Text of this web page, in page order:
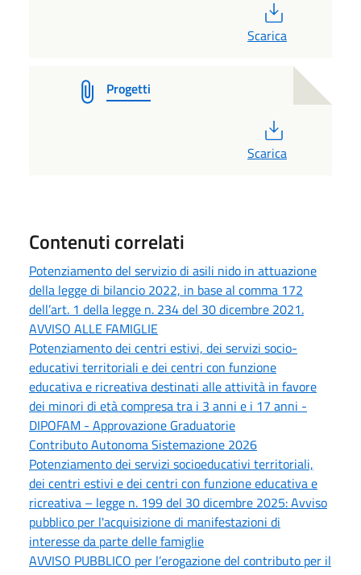
Scarica
Progetti
Scarica
Contenuti correlati
Potenziamento del servizio di asili nido in attuazione
della legge di bilancio 2022, in base al comma 172
dell’art. 1 della legge n. 234 del 30 dicembre 2021.
AVVISO ALLE FAMIGLIE
Potenziamento dei centri estivi, dei servizi socio-
educativi territoriali e dei centri con funzione
educativa e ricreativa destinati alle attività in favore
dei minori di età compresa tra i 3 anni e i 17 anni -
DIPOFAM - Approvazione Graduatorie
Contributo Autonoma Sistemazione 2026
Potenziamento dei servizi socioeducativi territoriali,
dei centri estivi e dei centri con funzione educativa e
ricreativa – legge n. 199 del 30 dicembre 2025: Avviso
pubblico per l'acquisizione di manifestazioni di
interesse da parte delle famiglie
AVVISO PUBBLICO per l’erogazione del contributo per il